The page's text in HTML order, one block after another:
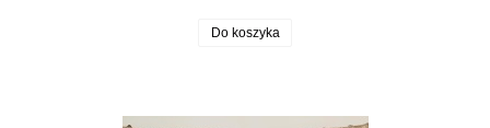
Do koszyka